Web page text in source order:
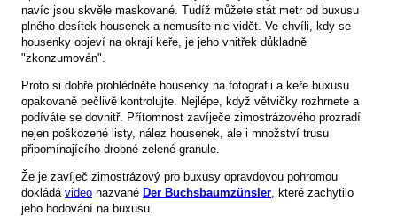
navíc jsou skvěle maskované. Tudíž můžete stát metr od buxusu
plného desítek housenek a nemusíte nic vidět. Ve chvíli, kdy se
housenky objeví na okraji keře, je jeho vnitřek důkladně
"zkonzumován".
Proto si dobře prohlédněte housenky na fotografii a keře buxusu
opakovaně pečlivě kontrolujte. Nejlépe, když větvičky rozhrnete a
podíváte se dovnitř. Přítomnost zavíječe zimostrázového prozradí
nejen poškozené listy, nález housenek, ale i množství trusu
připomínajícího drobné zelené granule.
Že je zavíječ zimostrázový pro buxusy opravdovou pohromou
dokládá video nazvané Der Buchsbaumzünsler , které zachytilo
jeho hodování na buxusu.